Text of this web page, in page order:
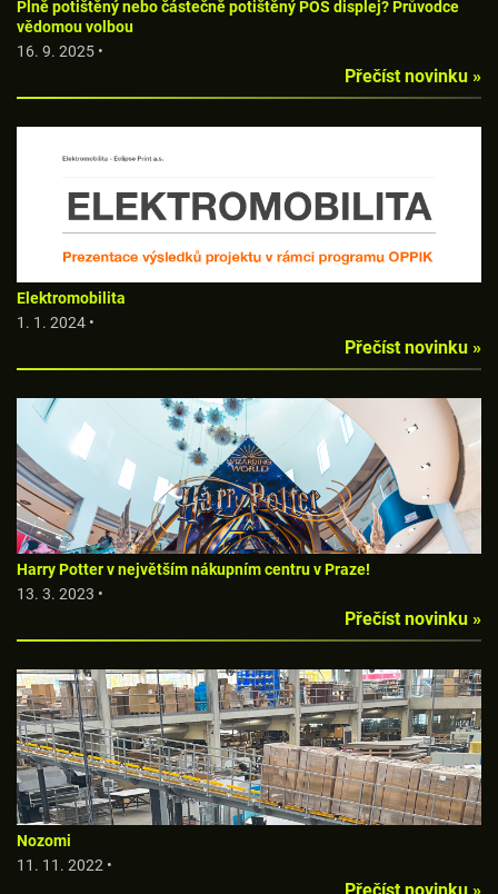
Plně potištěný nebo částečně potištěný POS displej? Průvodce
vědomou volbou
16. 9. 2025 •
Přečíst novinku »
Elektromobilita
1. 1. 2024 •
Přečíst novinku »
Harry Potter v největším nákupním centru v Praze!
13. 3. 2023 •
Přečíst novinku »
Nozomi
11. 11. 2022 •
Přečíst novinku »